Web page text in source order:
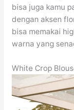
bisa juga kamu
dengan aksen
bisa memakai
warna yang
White Crop